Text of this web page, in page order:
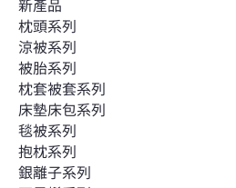
新產品
枕頭系列
涼被系列
被胎系列
枕套被套系列
床墊床包系列
毯被系列
抱枕系列
銀離子系列